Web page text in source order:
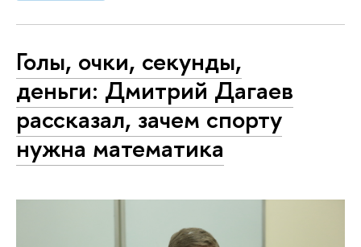
Голы, очки, секунды,
деньги: Дмитрий Дагаев
рассказал, зачем спорту
нужна математика